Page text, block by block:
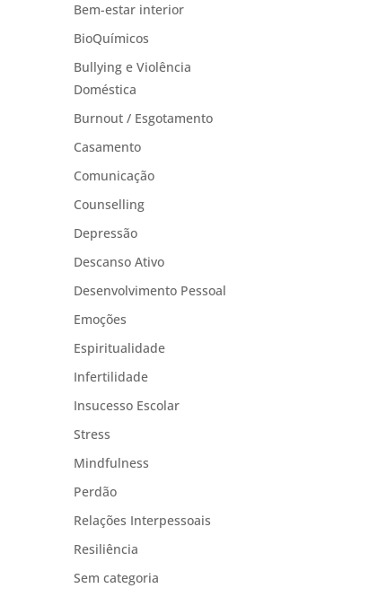
Bem-estar interior
BioQuímicos
Bullying e Violência
Doméstica
Burnout / Esgotamento
Casamento
Comunicação
Counselling
Depressão
Descanso Ativo
Desenvolvimento Pessoal
Emoções
Espiritualidade
Infertilidade
Insucesso Escolar
Stress
Mindfulness
Perdão
Relações Interpessoais
Resiliência
Sem categoria